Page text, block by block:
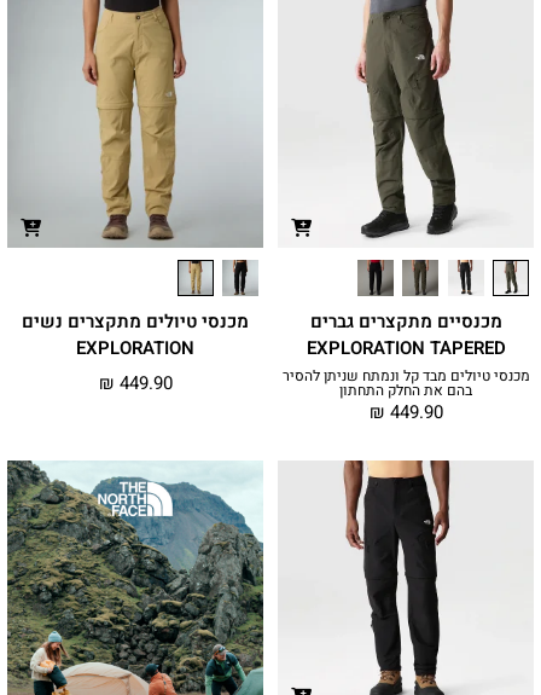
מכנסיים מתקצרים גברים
EXPLORATION TAPERED
מכנסי טיולים מבד קל ונמתח שניתן להסיר
בהם את החלק התחתון
₪ 449.90
מכנסי טיולים מתקצרים נשים
EXPLORATION
₪ 449.90